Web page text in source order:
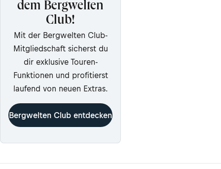
dem Bergwelten
Club!
Mit der Bergwelten Club-
Mitgliedschaft sicherst du
dir exklusive Touren-
Funktionen und profitierst
laufend von neuen Extras.
Bergwelten Club entdecken